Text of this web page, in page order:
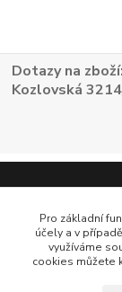
Dotazy na
Kozlovská
Pro základní
účely a v
využíváme
cookies můžete